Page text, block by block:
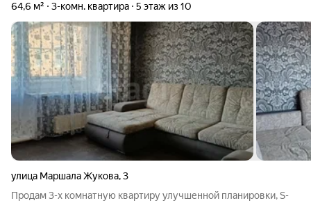
64,6 м² 3-комн. квартира 5 этаж из 10
улица Маршала Жукова,3
Продам 3-х комнатную квартиру улучшенной планировки, S-